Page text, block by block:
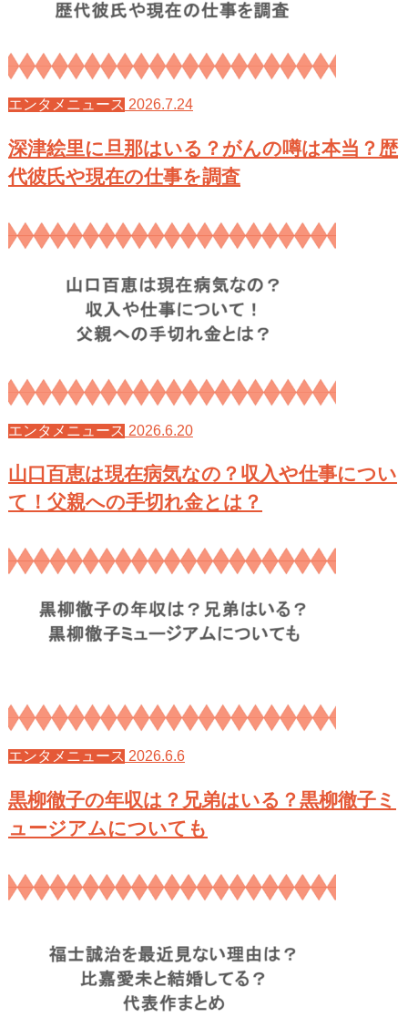
エンタメニュース 2026.7.24
深津絵里に旦那はいる？がんの噂は本当？歴
代彼氏や現在の仕事を調査
エンタメニュース 2026.6.20
山口百恵は現在病気なの？収入や仕事につい
て！父親への手切れ金とは？
エンタメニュース 2026.6.6
黒柳徹子の年収は？兄弟はいる？黒柳徹子ミ
ュージアムについても